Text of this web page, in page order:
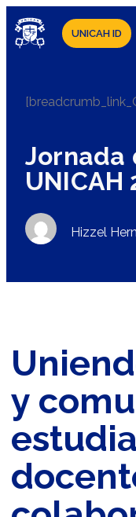
UNICAH ID
Jornada
UNICAH
Hizzel
y